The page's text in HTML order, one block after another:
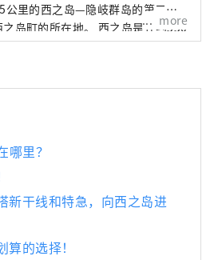
公里的西之岛—隐岐群岛的第二大
岛町的所在地。 西之岛是在约550
山活动中形成。这里不只是隐岐群
more
哪里？
干线和特急，向西之岛进
的选择！